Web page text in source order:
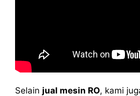
Selain jual mesin RO, kami